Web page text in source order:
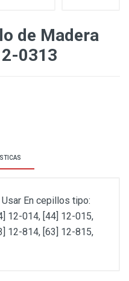
de Madera
0313
En cepillos tipo:
12-014, [44] 12-015,
12-814, [63] 12-815,